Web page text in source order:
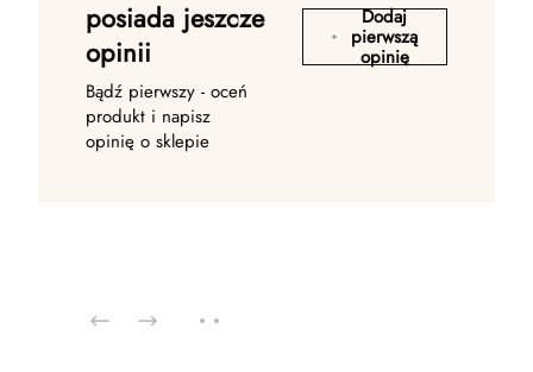
posiada jeszcze
opinii
Bądź pierwszy - oceń
produkt i napisz
opinię o sklepie
Dodaj
pierwszą
opinię